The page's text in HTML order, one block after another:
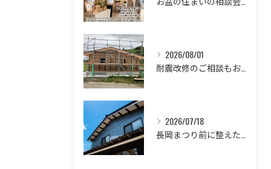
2026/08/01
2026/07/18